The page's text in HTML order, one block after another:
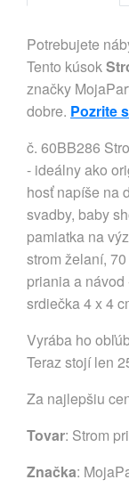
Potrebujete
Tento kúsok
značky
dobre. Pozrite
č. 60BB286
- ideálny ako
hosť napíše na
svadby, baby
pamiatka na
strom želaní,
priania a
srdiečka 4 x 4
Vyrába ho
Teraz stojí len
Za najlepšiu
Tovar: Strom
Značka: